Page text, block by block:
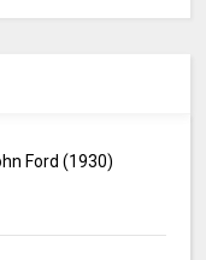
Ford (1930)